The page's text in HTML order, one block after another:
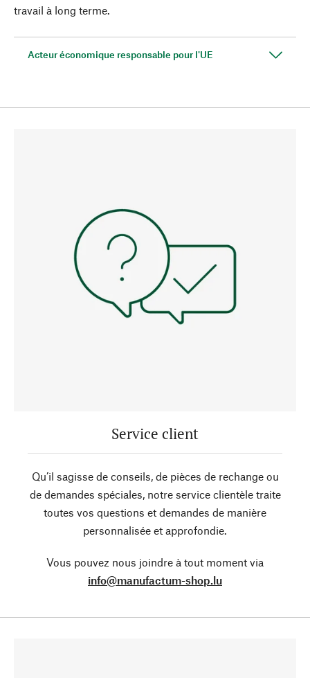
travail à long terme.
Acteur économique responsable pour l'UE
Service client
Qu’il sagisse de conseils, de pièces de rechange ou
de demandes spéciales, notre service clientèle traite
toutes vos questions et demandes de manière
personnalisée et approfondie.
Vous pouvez nous joindre à tout moment via
info@manufactum-shop.lu